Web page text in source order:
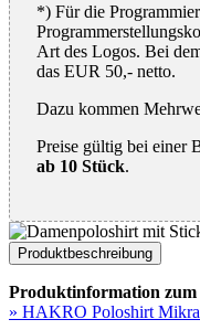
*) Für die
Art des Logos. Bei
das EUR 50,- netto.
Dazu kommen
Preise gültig bei einer
ab 10 Stück.
Produktbeschreibung
Produktinformation
» HAKRO Poloshirt